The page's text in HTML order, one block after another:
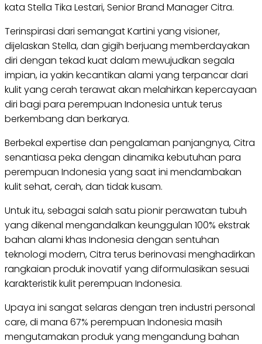
kata Stella Tika Lestari, Senior Brand Manager Citra.
Terinspirasi dari semangat Kartini yang visioner,
dijelaskan Stella, dan gigih berjuang memberdayakan
diri dengan tekad kuat dalam mewujudkan segala
impian, ia yakin kecantikan alami yang terpancar dari
kulit yang cerah terawat akan melahirkan kepercayaan
diri bagi para perempuan Indonesia untuk terus
berkembang dan berkarya.
Berbekal expertise dan pengalaman panjangnya, Citra
senantiasa peka dengan dinamika kebutuhan para
perempuan Indonesia yang saat ini mendambakan
kulit sehat, cerah, dan tidak kusam.
Untuk itu, sebagai salah satu pionir perawatan tubuh
yang dikenal mengandalkan keunggulan 100% ekstrak
bahan alami khas Indonesia dengan sentuhan
teknologi modern, Citra terus berinovasi menghadirkan
rangkaian produk inovatif yang diformulasikan sesuai
karakteristik kulit perempuan Indonesia.
Upaya ini sangat selaras dengan tren industri personal
care, di mana 67% perempuan Indonesia masih
mengutamakan produk yang mengandung bahan